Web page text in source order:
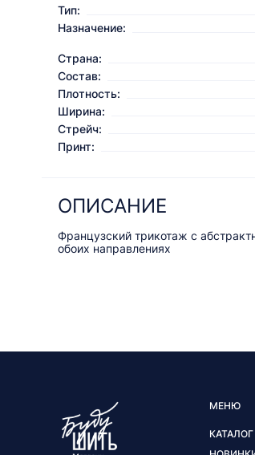
Тип:
Назначение:
Страна:
Состав:
Плотность:
Ширина:
Стрейч:
Принт:
ОПИСАНИЕ
Французский трикотаж с
обоих направлениях
МЕНЮ